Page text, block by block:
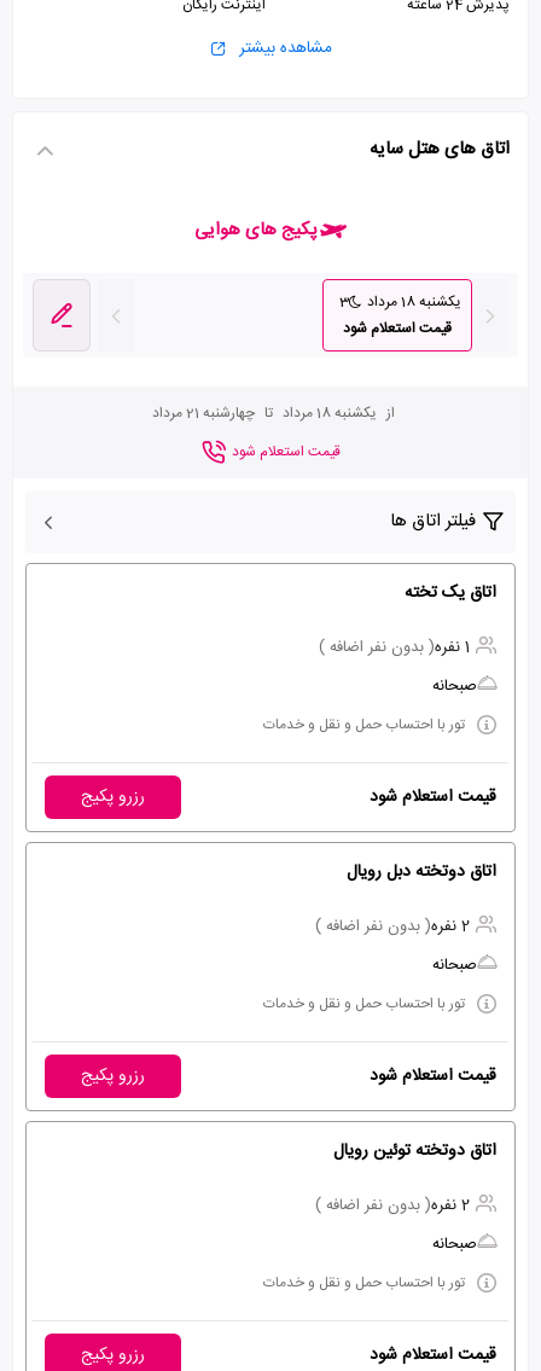
پذیرش 24 ساعته
اینترنت رایگان
پارکینگ رایگانمشاهده بیشتر
اتاق های هتل سایه
پکیج های هوایی
یکشنبه 18 مرداد
3
قیمت استعلام شود
از یکشنبه 18 مرداد تا چهارشنبه 21 مرداد
قیمت استعلام شود
فیلتر اتاق ها
اتاق یک تخته
1 نفره
( بدون نفر اضافه )
صبحانه
تور با احتساب حمل و نقل و خدمات
قیمت استعلام شود رزرو پکیج
اتاق دوتخته دبل رویال
2 نفره
( بدون نفر اضافه )
صبحانه
تور با احتساب حمل و نقل و خدمات
قیمت استعلام شود رزرو پکیج
اتاق دوتخته توئین رویال
2 نفره
( بدون نفر اضافه )
صبحانه
تور با احتساب حمل و نقل و خدمات
قیمت استعلام شود رزرو پکیج